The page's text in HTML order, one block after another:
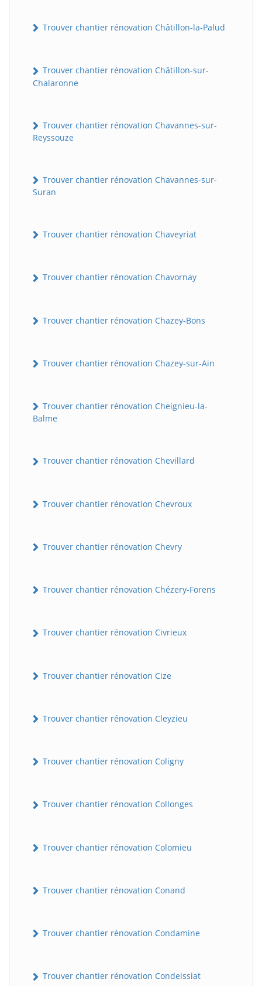
Trouver chantier rénovation Châtillon-la-Palud
Trouver chantier rénovation Châtillon-sur-
Chalaronne
Trouver chantier rénovation Chavannes-sur-
Reyssouze
Trouver chantier rénovation Chavannes-sur-
Suran
Trouver chantier rénovation Chaveyriat
Trouver chantier rénovation Chavornay
Trouver chantier rénovation Chazey-Bons
Trouver chantier rénovation Chazey-sur-Ain
Trouver chantier rénovation Cheignieu-la-
Balme
Trouver chantier rénovation Chevillard
Trouver chantier rénovation Chevroux
Trouver chantier rénovation Chevry
Trouver chantier rénovation Chézery-Forens
Trouver chantier rénovation Civrieux
Trouver chantier rénovation Cize
Trouver chantier rénovation Cleyzieu
Trouver chantier rénovation Coligny
Trouver chantier rénovation Collonges
Trouver chantier rénovation Colomieu
Trouver chantier rénovation Conand
Trouver chantier rénovation Condamine
Trouver chantier rénovation Condeissiat
BatiWebPro